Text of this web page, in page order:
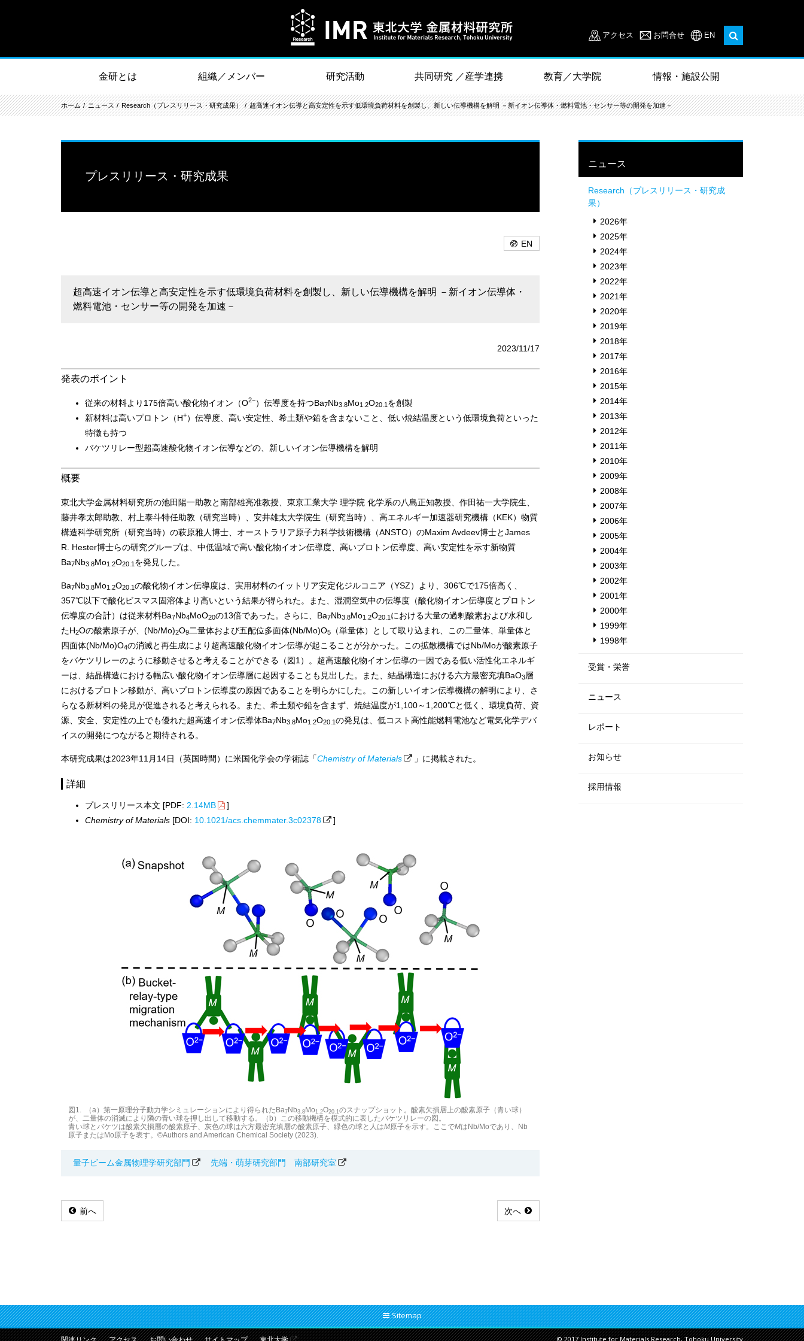
アクセス お問合せ EN
金研とは 組織／メンバー 研究活動 共同研究 ／産学連携 教育／大学院 情報・施設公開
ホーム ニュース Research（プレスリリース・研究成果） 超高速イオン伝導と高安定性を示す低環境負荷材料を創製し、新しい伝導機構を解明 －新イオン伝導体・燃料電池・センサー等の開発を加速－
プレスリリース・研究成果
EN
超高速イオン伝導と高安定性を示す低環境負荷材料を創製し、新しい伝導機構を解明 －新イオン伝導体・
燃料電池・センサー等の開発を加速－
2023/11/17
発表のポイント
従来の材料より175倍高い酸化物イオン（O2−）伝導度を持つBa7Nb3.8Mo1.2O20.1 を創製
新材料は高いプロトン（H+）伝導度、高い安定性、希土類や鉛を含まないこと、低い焼結温度という低環境負荷といった
特徴も持つ
バケツリレー型超高速酸化物イオン伝導などの、新しいイオン伝導機構を解明
概要
東北大学金属材料研究所の池田陽一助教と南部雄亮准教授、東京工業大学 理学院 化学系の八島正知教授、作田祐一大学院生、
藤井孝太郎助教、村上泰斗特任助教（研究当時）、安井雄太大学院生（研究当時）、高エネルギー加速器研究機構（KEK）物質
構造科学研究所（研究当時）の萩原雅人博士、オーストラリア原子力科学技術機構（ANSTO）のMaxim Avdeev博士とJames
R. Hester博士らの研究グループは、中低温域で高い酸化物イオン伝導度、高いプロトン伝導度、高い安定性を示す新物質
Ba7Nb3.8Mo1.2O20.1 を発見した。
Ba7Nb3.8Mo1.2O20.1の酸化物イオン伝導度は、実用材料のイットリア安定化ジルコニア（YSZ）より、306℃で175倍高く、
357℃以下で酸化ビスマス固溶体より高いという結果が得られた。また、湿潤空気中の伝導度（酸化物イオン伝導度とプロトン
伝導度の合計）は従来材料Ba7Nb4MoO20の13倍であった。さらに、Ba7Nb3.8Mo1.2O20.1 における大量の過剰酸素および水和し
たH2Oの酸素原子が、(Nb/Mo)2O9二量体および五配位多面体(Nb/Mo)O5
（単量体）として取り込まれ、この二量体、単量体と
四面体(Nb/Mo)O4の消滅と再生成により超高速酸化物イオン伝導が起こることが分かった。この拡散機構ではNb/Moが酸素原子
をバケツリレーのように移動させると考えることができる（図1）。超高速酸化物イオン伝導の一因である低い活性化エネルギ
ーは、結晶構造における幅広い酸化物イオン伝導層に起因することも見出した。また、結晶構造における六方最密充填BaO3層
におけるプロトン移動が、高いプロトン伝導度の原因であることを明らかにした。この新しいイオン伝導機構の解明により、さ
らなる新材料の発見が促進されると考えられる。また、希土類や鉛を含まず、焼結温度が1,100～1,200℃と低く、環境負荷、資
源、安全、安定性の上でも優れた超高速イオン伝導体Ba7Nb3.8Mo1.2O20.1の発見は、低コスト高性能燃料電池など電気化学デバ
イスの開発につながると期待される。
本研究成果は2023年11月14日（英国時間）に米国化学会の学術誌「Chemistry of Materials 」に掲載された。
詳細
プレスリリース本文 [PDF: 2.14MB
]
Chemistry of Materials [DOI: 10.1021/acs.chemmater.3c02378 ]
図1. （a）第一原理分子動力学シミュレーションにより得られたBa7Nb3.8Mo 1.2O20.1 のスナップショット。酸素欠損層上の酸素原子（青い球）
が、二量体の消滅により隣の青い球を押し出して移動する。（b）この移動機構を模式的に表したバケツリレーの図。
青い球とバケツは酸素欠損層の酸素原子、灰色の球は六方最密充填層の酸素原子、緑色の球と人はM原子を示す。ここでMはNb/Moであり、Nb
原子またはMo原子を表す。©Authors and American Chemical Society (2023).
量子ビーム金属物理学研究部門 先端・萌芽研究部門 南部研究室
前へ 次へ
ニュース
Research（プレスリリース・研究成
果）
2026年
2025年
2024年
2023年
2022年
2021年
2020年
2019年
2018年
2017年
2016年
2015年
2014年
2013年
2012年
2011年
2010年
2009年
2008年
2007年
2006年
2005年
2004年
2003年
2002年
2001年
2000年
1999年
1998年
受賞・栄誉
ニュース
レポート
お知らせ
採用情報
Sitemap
© 2017 Institute for Materials Research, Tohoku University